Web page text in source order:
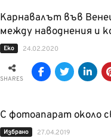
Карнавалът във
между наводнения и
Еко 24.02.2020
SHARES
С фотоапарат около
Избрано 27.04.2019